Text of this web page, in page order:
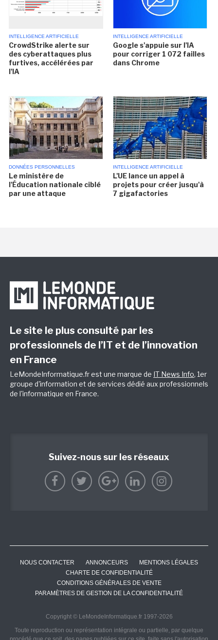
INTELLIGENCE ARTIFICIELLE
CrowdStrike alerte sur
des cyberattaques plus
furtives, accélérées par
l'IA
INTELLIGENCE ARTIFICIELLE
Google s'appuie sur l'IA
pour corriger 1 072 failles
dans Chrome
DONNÉES PERSONNELLES
Le ministère de
l'Éducation nationale ciblé
par une attaque
INTELLIGENCE ARTIFICIELLE
L'UE lance un appel à
projets pour créer jusqu'à
7 gigafactories
Le site le plus consulté par les
professionnels de l’IT et de l’innovation
en France
LeMondeInformatique.fr est une marque de IT News Info, 1er
groupe d'information et de services dédié aux professionnels
de l'informatique en France.
Suivez-nous sur les réseaux
NOUS CONTACTER ANNONCEURS
MENTIONS LÉGALES
CHARTE DE CONFIDENTIALITÉ
CONDITIONS GÉNÉRALES DE VENTE
PARAMÈTRES DE GESTION DE LA CONFIDENTIALITÉ
Copyright © LeMondeInformatique.fr 1997-2026
Toute reproduction ou représentation intégrale ou partielle, par quelque